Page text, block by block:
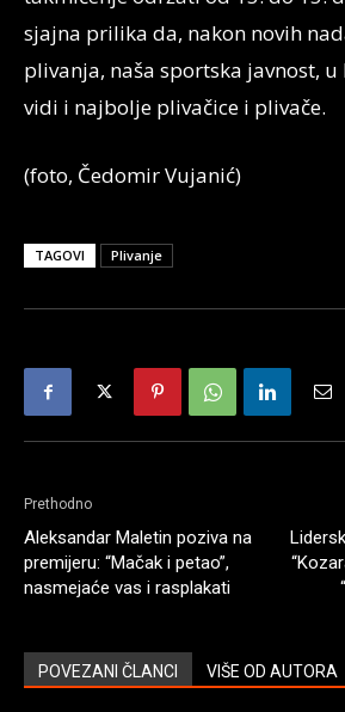
sjajna prilika da, nakon novih
plivanja, naša sportska javnost, u
vidi i najbolje plivačice i plivače.
(foto, Čedomir Vujanić)
TAGOVI Plivanje
Prethodno
Aleksandar Maletin poziva na
premijeru: “Mačak i petao”,
nasmejaće vas i rasplakati
POVEZANI ČLANCI VIŠE OD AUTORA